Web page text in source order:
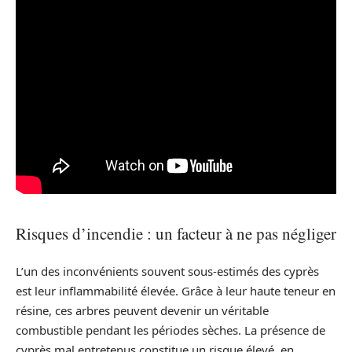
Risques d’incendie : un facteur à ne pas négliger
L’un des inconvénients souvent sous-estimés des cyprès
est leur inflammabilité élevée. Grâce à leur haute teneur en
résine, ces arbres peuvent devenir un véritable
combustible pendant les périodes sèches. La présence de